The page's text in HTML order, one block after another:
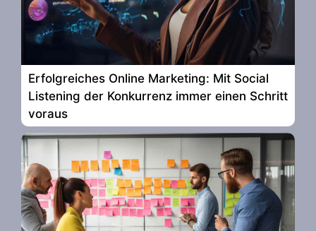
Erfolgreiches Online Marketing: Mit Social
Listening der Konkurrenz immer einen Schritt
voraus